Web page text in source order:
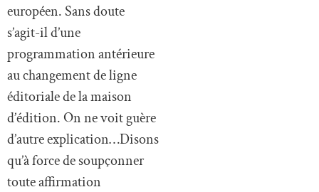
européen. Sans doute
s’agit-il d’une
programmation antérieure
au changement de ligne
éditoriale de la maison
d’édition. On ne voit guère
d’autre explication…Disons
qu’à force de soupçonner
toute affirmation